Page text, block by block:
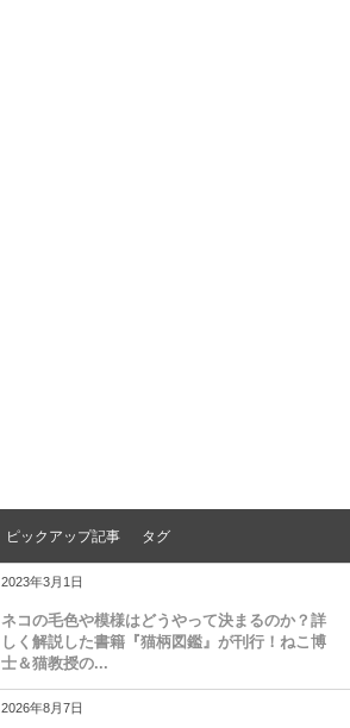
ピックアップ記事 タグ
2023年3月1日
ネコの毛色や模様はどうやって決まるのか？詳
しく解説した書籍『猫柄図鑑』が刊行！ねこ博
士＆猫教授の...
2026年8月7日